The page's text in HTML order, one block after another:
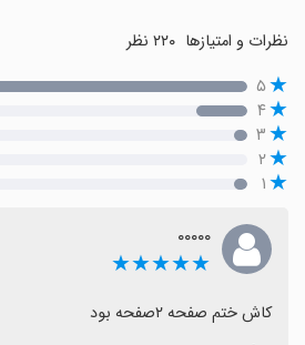
نظرات و امتیازها
۵
۴
۳
۲
۱
۰۰۰۰۰
★★★★★
کاش ختم صفحه ۲صفحه بود